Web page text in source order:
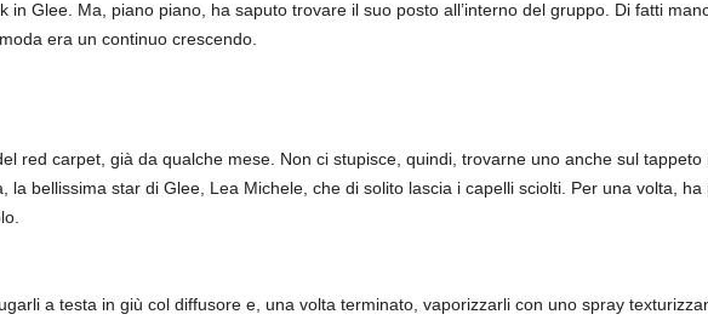
in Glee. Ma, piano piano, ha saputo trovare il suo posto all’interno del gruppo. Di fatti
era un continuo crescendo.
red carpet, già da qualche mese. Non ci stupisce, quindi, trovarne uno anche sul tappeto
la bellissima star di Glee, Lea Michele, che di solito lascia i capelli sciolti. Per una volta, ha
a testa in giù col diffusore e, una volta terminato, vaporizzarli con uno spray